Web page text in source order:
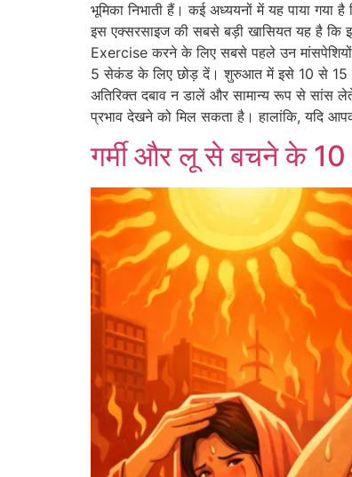
भूमिका निभाती हैं। कई अध्ययनों में यह पाया
इस एक्सरसाइज की सबसे बड़ी खासियत यह है कि
Exercise करने के लिए सबसे पहले उन
5 सेकंड के लिए छोड़ दें। शुरुआत में इसे 10 से 15 बार
अतिरिक्त दबाव न डालें और सामान्य रूप से सांस
प्रभाव देखने को मिल सकता है। हालांकि, यदि
गर्मी और लू से बचने के